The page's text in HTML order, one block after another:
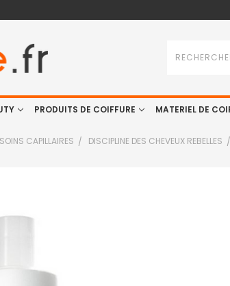
PRODUITS DE COIFFURE MATERIEL DE
CAPILLAIRES DISCIPLINE DES CHEVEUX REBELLES